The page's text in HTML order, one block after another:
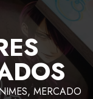
MERCADO